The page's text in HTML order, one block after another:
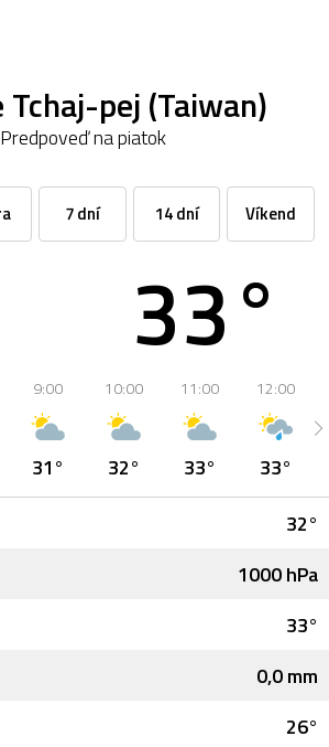
Tchaj-pej (Taiwan)
Predpoveď na piatok
7 dní 14 dní Víkend
33°
9:00
31°
10:00
32°
11:00
33°
12:00
33°
32°
1000 hPa
33°
0,0 mm
26°